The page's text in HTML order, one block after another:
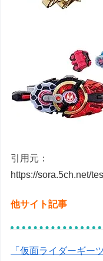
引用元：
https://sora.5ch.net/
他サイト記事
「仮面ライダーギー